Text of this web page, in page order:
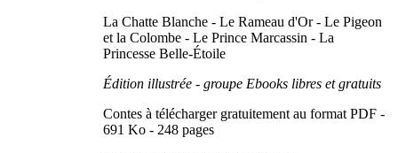
La Chatte Blanche - Le Rameau d'Or - Le Pigeon
et la Colombe - Le Prince Marcassin - La
Princesse Belle-Étoile
Édition illustrée - groupe Ebooks libres et gratuits
Contes à télécharger gratuitement au format PDF -
691 Ko - 248 pages